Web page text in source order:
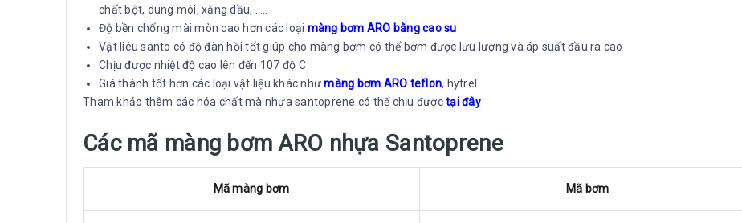
chất bột, dung môi, xăng dầu, …..
Độ bền chống mài mòn cao hơn các loại màng bơm ARO bằng cao su
Vật liêu santo có độ đàn hồi tốt giúp cho màng bơm có thể bơm được lưu lượng và áp suất đầu ra cao
Chịu được nhiệt độ cao lên đến 107 độ C
Giá thành tốt hơn các loại vật liệu khác nhưmàng bơm ARO teflon, hytrel…
Tham khảo thêm các hóa chất mà nhựa santoprene có thể chịu đượctại đây
Các mã màng bơm ARO nhựa Santoprene
Mã màng bơm Mã bơm